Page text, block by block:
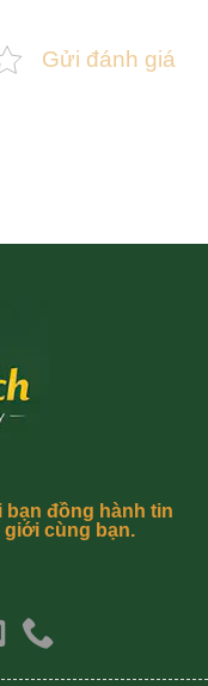
Gửi đánh giá
đồng hành tin
cùng bạn.